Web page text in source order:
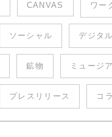
CANVAS ワー
ソーシャル デジタ
鉱物 ミュージ
プレスリリース コ